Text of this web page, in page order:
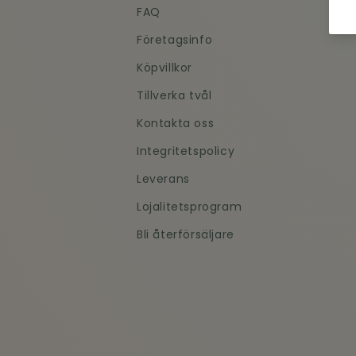
FAQ
Företagsinfo
Köpvillkor
Tillverka tvål
Kontakta oss
Integritetspolicy
Leverans
Lojalitetsprogram
Bli återförsäljare